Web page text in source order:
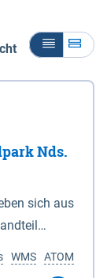
Nds.
sich aus
2), 2.
ATOM
WMS